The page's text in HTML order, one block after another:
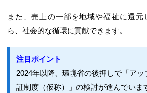
また、売上の一部を地域や福祉に還元
ら、社会的な循環に貢献できます。
注目ポイント
2024年以降、環境省の後押しで「ア
証制度（仮称）」の検討が進んでいま